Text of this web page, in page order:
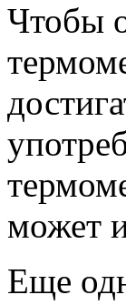
Чтобы
может
Еще